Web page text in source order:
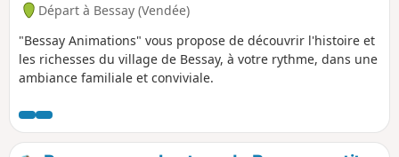
Départ à Bessay (Vendée)
"Bessay Animations" vous propose de découvrir l'histoire et
les richesses du village de Bessay, à votre rythme, dans une
ambiance familiale et conviviale.